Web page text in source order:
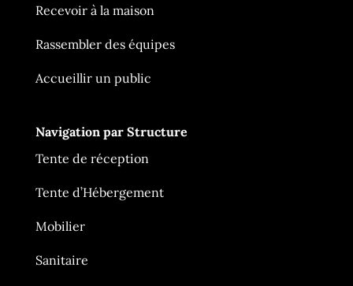
Recevoir à la maison
Rassembler des équipes
Accueillir un public
Navigation par Structure
Tente de réception
Tente d’Hébergement
Mobilier
Sanitaire
Ça Me Tente
En ligne